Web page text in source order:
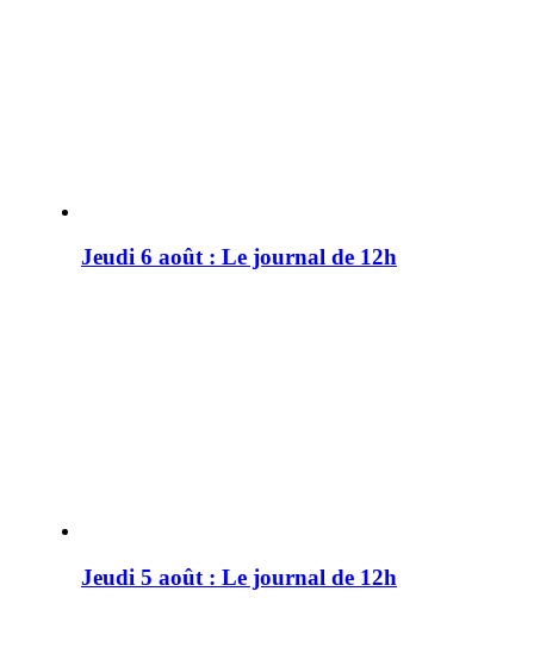
Jeudi 6 août : Le journal de 12h
Jeudi 5 août : Le journal de 12h